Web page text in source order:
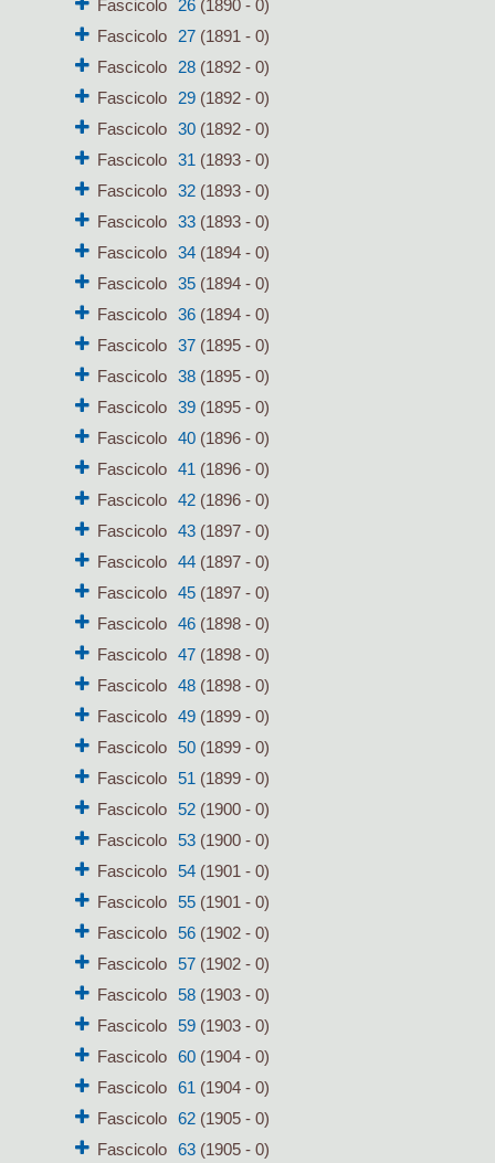
Fascicolo
26(1890 - 0)
Fascicolo
27(1891 - 0)
Fascicolo
28(1892 - 0)
Fascicolo
29(1892 - 0)
Fascicolo
30(1892 - 0)
Fascicolo
31 (1893 - 0)
Fascicolo
32(1893 - 0)
Fascicolo
33(1893 - 0)
Fascicolo
34(1894 - 0)
Fascicolo
35(1894 - 0)
Fascicolo
36(1894 - 0)
Fascicolo
37(1895 - 0)
Fascicolo
38(1895 - 0)
Fascicolo
39(1895 - 0)
Fascicolo
40(1896 - 0)
Fascicolo
41 (1896 - 0)
Fascicolo
42(1896 - 0)
Fascicolo
43(1897 - 0)
Fascicolo
44(1897 - 0)
Fascicolo
45(1897 - 0)
Fascicolo
46(1898 - 0)
Fascicolo
47(1898 - 0)
Fascicolo
48(1898 - 0)
Fascicolo
49(1899 - 0)
Fascicolo
50(1899 - 0)
Fascicolo
51 (1899 - 0)
Fascicolo
52(1900 - 0)
Fascicolo
53(1900 - 0)
Fascicolo
54(1901 - 0)
Fascicolo
55(1901 - 0)
Fascicolo
56(1902 - 0)
Fascicolo
57(1902 - 0)
Fascicolo
58(1903 - 0)
Fascicolo
59(1903 - 0)
Fascicolo
60(1904 - 0)
Fascicolo
61 (1904 - 0)
Fascicolo
62(1905 - 0)
Fascicolo
63(1905 - 0)